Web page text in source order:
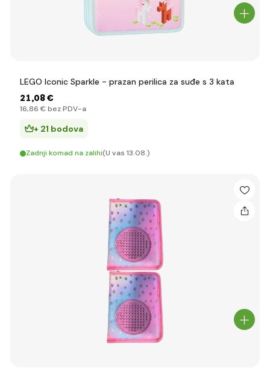
LEGO Iconic Sparkle - prazan perilica za suđe s 3 kata
21,08 €
16,86 € bez PDV-a
+ 21 bodova
Zadnji komad na zalihi(U vas 13.08.)